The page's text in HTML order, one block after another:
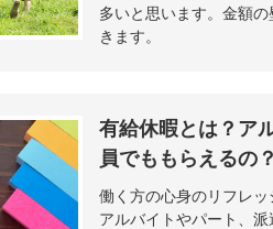
多いと思います。金額
きます。
有給休暇とは？ア
員でももらえるの？
働く方の心身のリフレッ
アルバイトやパート、